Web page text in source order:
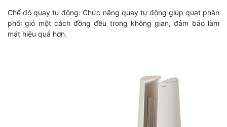
Chế độ quay tự động: Chức năng quay tự động giúp quạt phân
phối gió một cách đồng đều trong không gian, đảm bảo làm
mát hiệu quả hơn.